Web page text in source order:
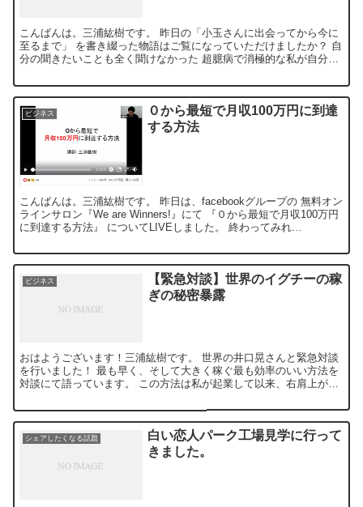
こんばんは。三浦紘樹です。 昨日の「小玉さんに出会ってから今に
至るまで」 を書き綴った物語はご覧になっていただけましたか？ 自
分の聞きたいことも全く聞けなかった 超臆病で消極的な私が自分か
ビジネス
０から最短で月収100万円に到達
する方法
こんばんは。三浦紘樹です。 昨日は、facebookグループの 無料オン
ラインサロン『We are Winners!』にて 『０から最短で月収100万円
に到達する方法』 についてLIVEしました。 終わってみれ
ビジネス
【緊急対談】世界のイグチーの稼
ぎの秘密暴露
おはようございます！三浦紘樹です。 世界の井口晃さんと緊急対談
を行いました！ 最も早く、そして大きく稼ぐ最も効率のいい方法を
対談にて語っています。 この方法は私が起業して以来、右肩上がり
シェアしたくなる話題
白い恋人パーク工場見学に行って
きました。